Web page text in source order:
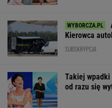
Kierowca
SUBSKRYPCJA
Takiej wpadki
od razu się